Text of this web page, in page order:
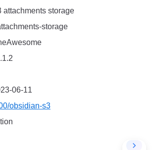
attachments storage
storage
06-11
obsidian-s3